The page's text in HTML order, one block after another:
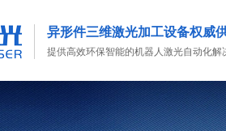
异形件三维激光加工设备权威
提供高效环保智能的机器人激光自动化解